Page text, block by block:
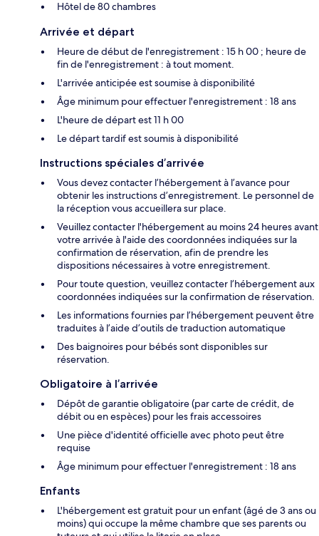
Hôtel de 80 chambres
Arrivée et départ
Heure de début de l'enregistrement : 15 h 00 ; heure de
fin de l'enregistrement : à tout moment.
L'arrivée anticipée est soumise à disponibilité
Âge minimum pour effectuer l'enregistrement : 18 ans
L'heure de départ est 11 h 00
Le départ tardif est soumis à disponibilité
Instructions spéciales d’arrivée
Vous devez contacter l’hébergement à l’avance pour
obtenir les instructions d’enregistrement. Le personnel de
la réception vous accueillera sur place.
Veuillez contacter l'hébergement au moins 24 heures avant
votre arrivée à l'aide des coordonnées indiquées sur la
confirmation de réservation, afin de prendre les
dispositions nécessaires à votre enregistrement.
Pour toute question, veuillez contacter l’hébergement aux
coordonnées indiquées sur la confirmation de réservation.
Les informations fournies par l’hébergement peuvent être
traduites à l’aide d’outils de traduction automatique
Des baignoires pour bébés sont disponibles sur
réservation.
Obligatoire à l’arrivée
Dépôt de garantie obligatoire (par carte de crédit, de
débit ou en espèces) pour les frais accessoires
Une pièce d'identité officielle avec photo peut être
requise
Âge minimum pour effectuer l'enregistrement : 18 ans
Enfants
L'hébergement est gratuit pour un enfant (âgé de 3 ans ou
moins) qui occupe la même chambre que ses parents ou